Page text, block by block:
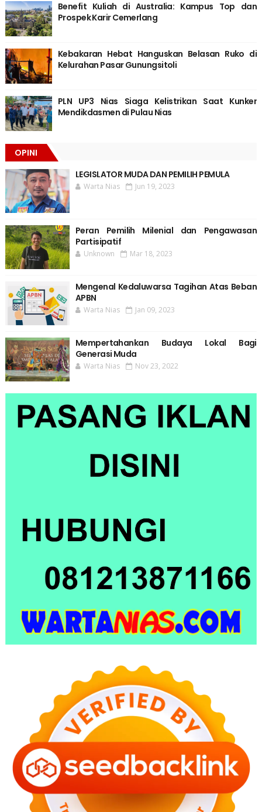
Benefit Kuliah di Australia: Kampus Top dan
Prospek Karir Cemerlang
Kebakaran Hebat Hanguskan Belasan Ruko di
Kelurahan Pasar Gunungsitoli
PLN UP3 Nias Siaga Kelistrikan Saat Kunker
Mendikdasmen di Pulau Nias
OPINI
LEGISLATOR MUDA DAN PEMILIH PEMULA
Warta Nias Jun 19, 2023
Peran Pemilih Milenial dan Pengawasan
Partisipatif
Unknown Mar 18, 2023
Mengenal Kedaluwarsa Tagihan Atas Beban
APBN
Warta Nias Jan 09, 2023
Mempertahankan Budaya Lokal Bagi
Generasi Muda
Warta Nias Nov 23, 2022